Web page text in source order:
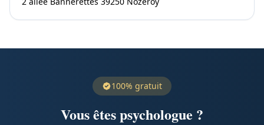
100% gratuit
Vous êtes psychologue ?